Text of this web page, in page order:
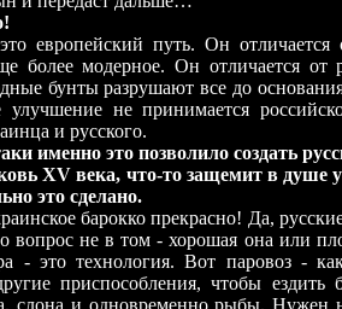
путь. Он отличается от
более модерное. Он отличается от
бунты разрушают все до
улучшение не принимается
и русского.
именно это позволило создать
XV века, что-то защемит в душе
это сделано.
барокко прекрасно! Да,
вопрос не в том - хорошая она или
- это технология. Вот паровоз -
приспособления, чтобы ездить
слона и одновременно рыбы. Нужен